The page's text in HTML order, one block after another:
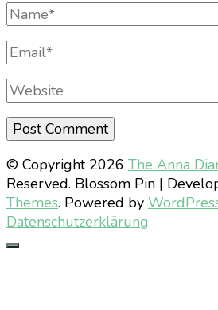
Full
Name
Email
Website
© Copyright 2026 The Anna
Reserved. Blossom Pin |
Themes. Powered by
Datenschutzerklärung